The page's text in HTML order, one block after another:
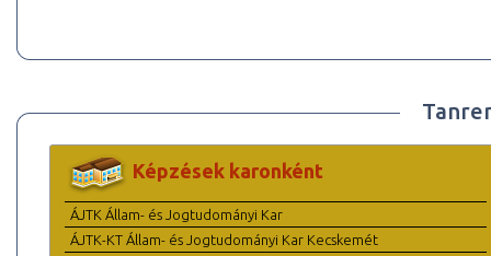
Képzések karonként
ÁJTK Állam- és Jogtudományi Kar
ÁJTK-KT Állam- és Jogtudományi Kar Kecskemét